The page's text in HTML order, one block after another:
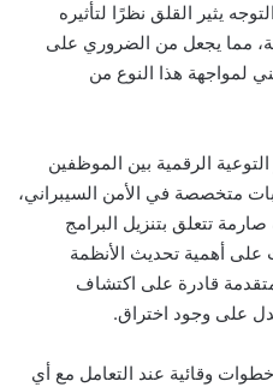
يثير القلق نظرًا لتأثيره
مما يجعل من الضروري على
لمواجهة هذا النوع من
الرقمية بين الموظفين
متخصصة في الأمن السيبراني،
تتعلق بتنزيل البرامج
على أهمية تحديث الأنظمة
قادرة على اكتشاف
على وجود اختراق.
وقائية عند التعامل مع أي